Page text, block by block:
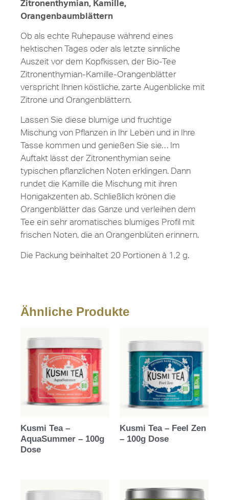
Zitronenthymian, Kamille,
Orangenbaumblättern
Ob als echte Ruhepause während eines
hektischen Tages oder als letzte sinnliche
Auszeit vor dem Kopfkissen, der Bio-Tee
Zitronenthymian-Kamille-Orangenblätter
verspricht Ihnen köstliche, zarte Augenblicke mit
Zitrone und Orangenblättern.
Lassen Sie diese blumige und fruchtige
Mischung von Pflanzen in Ihr Leben und in Ihre
Tasse kommen und genießen Sie sie… Im
Auftakt lässt der Zitronenthymian seine
typischen pflanzlichen Noten erklingen. Dann
rundet die Kamille die Mischung mit ihren
Honigakzenten ab. Schließlich krönen die
Orangenblätter das Ganze und verleihen dem
Tee ein sehr aromatisches blumiges Profil mit
frischen Noten, die an Orangenblüten erinnern.
Die Packung beinhaltet 20 Portionen à 1,2 g.
Ähnliche Produkte
Kusmi Tea –
AquaSummer – 100g
Dose
Kusmi Tea – Feel Zen
– 100g Dose